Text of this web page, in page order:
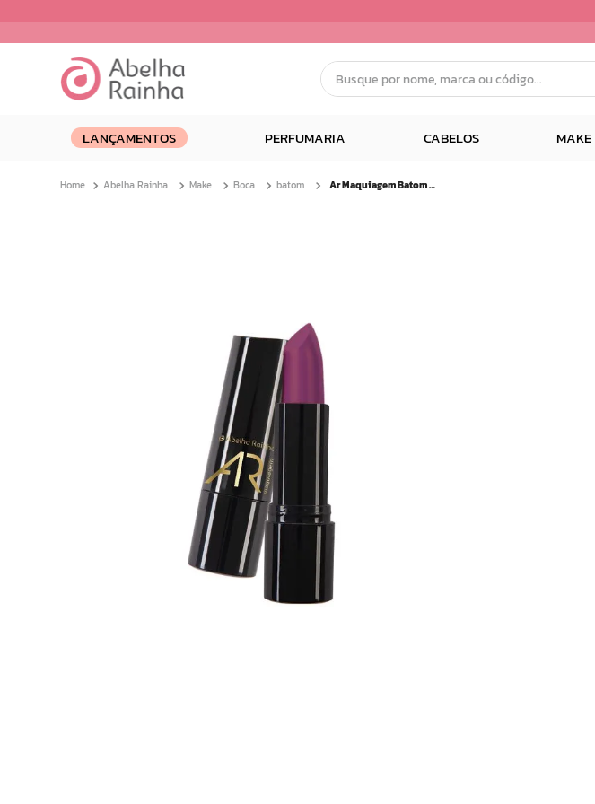
Busque por nome, marca ou código...
LANÇAMENTOS PERFUMARIA CABELOS MAKE
Abelha Rainha Make Boca batom Ar Maquiagem Batom Lipchick 3 Em 1 Fps15 Vinho Tinto 4g
dermopes
3º
facial
camiseta
doce infancia